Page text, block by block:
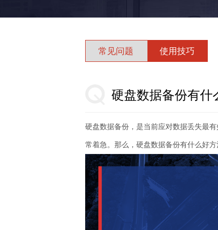
常见问题 使用技巧
硬盘数据备份有什
硬盘数据备份，是当前应对数据丢失最
常着急。那么，硬盘数据备份有什么好